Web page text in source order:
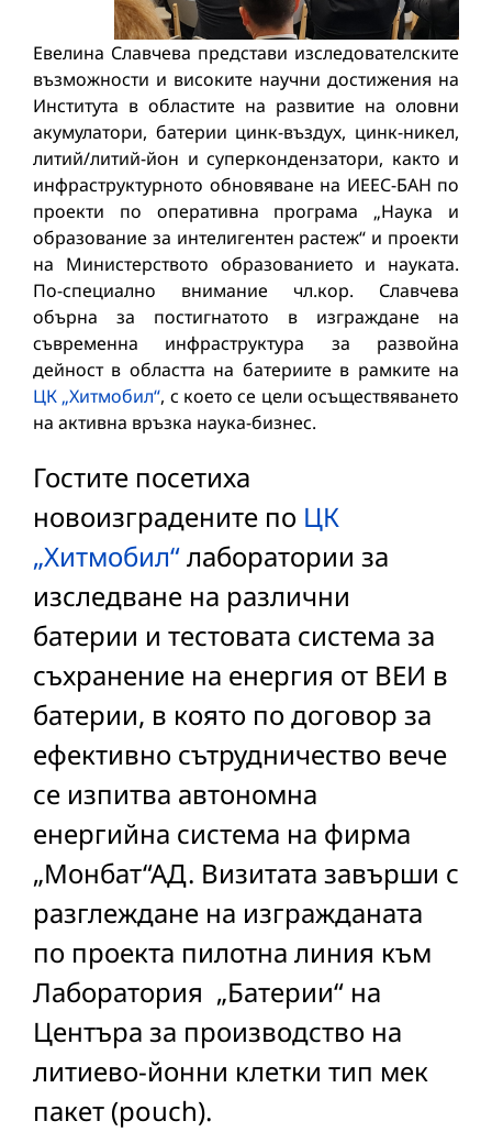
Евелина Славчева представи изследователските
възможности и високите научни достижения на
Института в областите на развитие на оловни
акумулатори, батерии цинк-въздух, цинк-никел,
литий/литий-йон и суперкондензатори, както и
инфраструктурното обновяване на ИЕЕС-БАН по
проекти по оперативна програма „Наука и
образование за интелигентен растеж“ и проекти
на Министерството образованието и науката.
По-специално внимание чл.кор. Славчева
обърна за постигнатото в изграждане на
съвременна инфраструктура за развойна
дейност в областта на батериите в рамките на
ЦК „Хитмобил“, с което се цели осъществяването
на активна връзка наука-бизнес.
Гостите посетиха
новоизградените по ЦК
„Хитмобил“лаборатории за
изследване на различни
батерии и тестовата система за
съхранение на енергия от ВЕИ в
батерии, в която по договор за
ефективно сътрудничество вече
се изпитва автономна
енергийна система на фирма
„Монбат“АД. Визитата завърши с
разглеждане на изгражданата
по проекта пилотна линия към
Лаборатория „Батерии“ на
Центъра за производство на
литиево-йонни клетки тип мек
пакет (pouch).